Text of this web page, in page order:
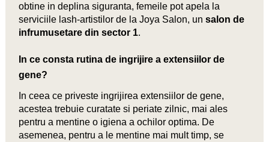
obtine in deplina siguranta, femeile pot apela la
serviciile lash-artistilor de la Joya Salon, un salon de
infrumusetare din sector 1.
In ce consta rutina de ingrijire a extensiilor de
gene?
In ceea ce priveste ingrijirea extensiilor de gene,
acestea trebuie curatate si periate zilnic, mai ales
pentru a mentine o igiena a ochilor optima. De
asemenea, pentru a le mentine mai mult timp, se